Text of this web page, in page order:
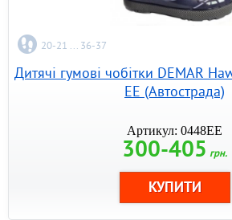
20-21 ... 36-37
Дитячі гумові чобітки DEMAR
EE (Автострада)
Артикул: 0448EE
300-405 грн.